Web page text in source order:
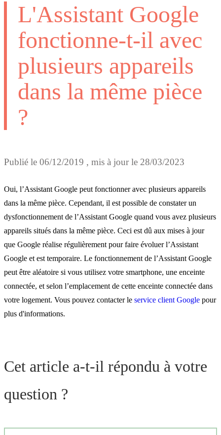
L'Assistant Google
fonctionne-t-il avec
plusieurs appareils
dans la même pièce
?
Publié le 06/12/2019 , mis à jour le 28/03/2023
Oui, l’Assistant Google peut fonctionner avec plusieurs appareils
dans la même pièce. Cependant, il est possible de constater un
dysfonctionnement de l’Assistant Google quand vous avez plusieurs
appareils situés dans la même pièce. Ceci est dû aux mises à jour
que Google réalise régulièrement pour faire évoluer l’Assistant
Google et est temporaire. Le fonctionnement de l’Assistant Google
peut être aléatoire si vous utilisez votre smartphone, une enceinte
connectée, et selon l’emplacement de cette enceinte connectée dans
votre logement. Vous pouvez contacter le service client Google pour
plus d'informations.
Cet article a-t-il répondu à votre
question ?